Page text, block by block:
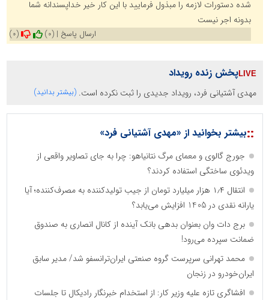
شده دستورات لازمه را مبذول فرمایید با این کار خیر خداپسندانه شما
بدونه اجر نیست
(0)
(0) ارسال پاسخ |
پخش زنده رویداد
مهدی آشتیانی فرد، رویداد جدیدی را ثبت نکرده است. (بیشتر بدانید)
::بیشتر بخوانید از «مهدی آشتیانی فرد»
جورج گالوی و معمای مرگ نتانیاهو: چرا به جای تصاویر واقعی از
ویدئوی ساختگی استفاده کردند؟
انتقال ۱٫۴ هزار میلیارد تومان از جیب تولیدکننده به مصرف‌کننده؛ آیا
یارانه نقدی در 1405 افزایش می‌یابد؟
برج دات وان بعنوان بدهی بانک آینده از کانال انصاری به صندوق
ضمانت سپرده می‌رود!
محمد تهرانی سرپرست گروه صنعتی ایران‌ترانسفو شد/ مدیر سابق
ایران‌خودرو در زنجان
افشاگری تازه علیه وزیر کار: از استخدام خبرنگار رادیکال تا جلسات